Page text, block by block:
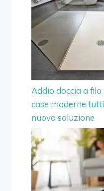
Addio doccia a
case moderne
nuova soluzione